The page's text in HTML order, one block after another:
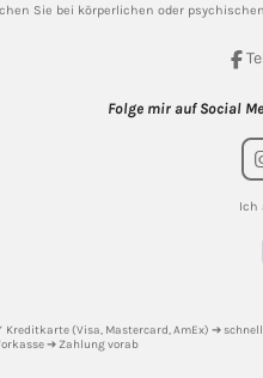
Sie bei körperlichen oder
Folge mir auf Social
Ich
Kreditkarte (Visa, Mastercard, AmEx) ➔
➔ Zahlung vorab